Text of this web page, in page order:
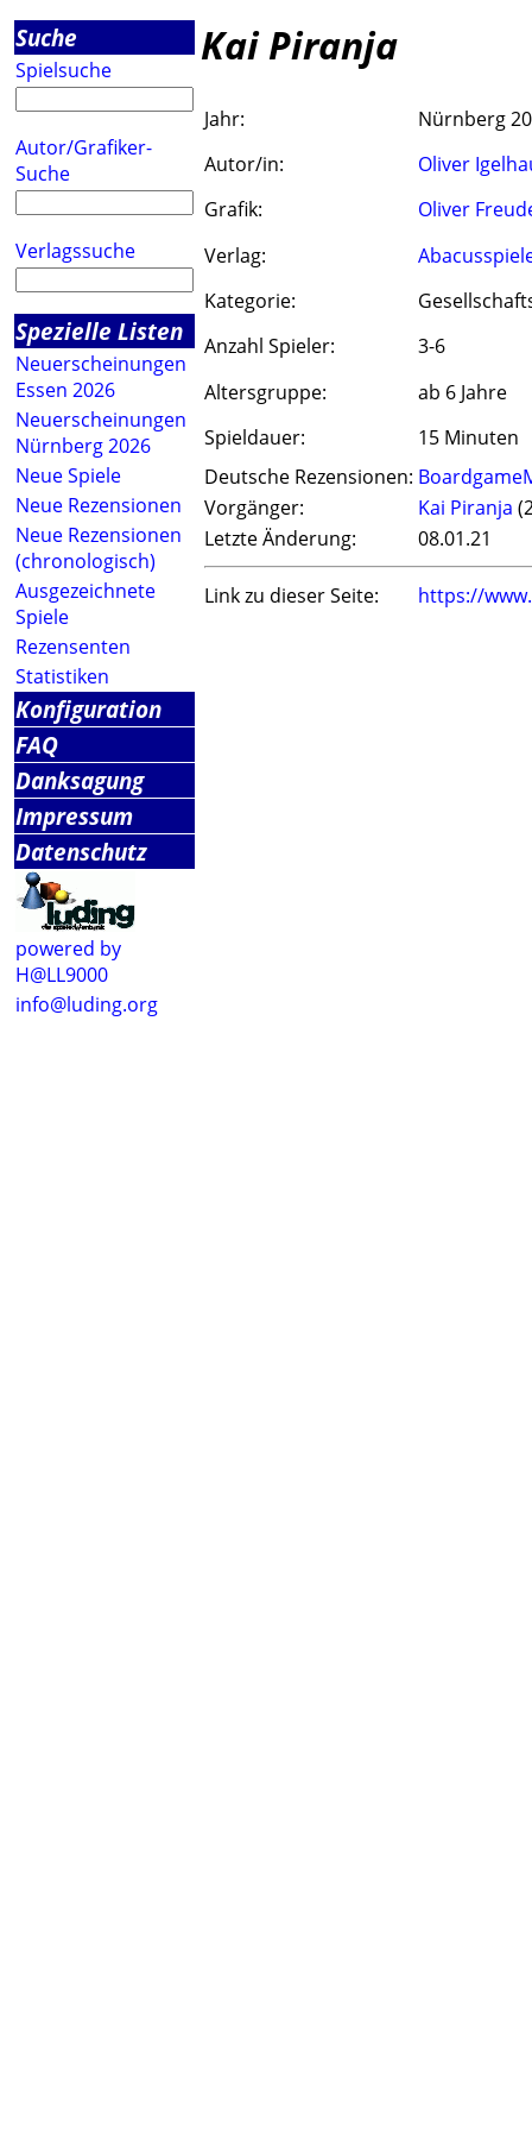
Suche
Spielsuche
Autor/Grafiker-
Suche
Verlagssuche
Spezielle Listen
Neuerscheinungen
Essen 2026
Neuerscheinungen
Nürnberg 2026
Neue Spiele
Neue Rezensionen
Neue Rezensionen
(chronologisch)
Ausgezeichnete
Spiele
Rezensenten
Statistiken
Konfiguration
FAQ
Danksagung
Impressum
Datenschutz
powered by
H@LL9000
info@luding.org
Kai Piranja
Jahr:
Nürnberg
Autor/in:
Oliver
Grafik:
Oliver
Verlag:
Kategorie:
Anzahl Spieler:
3-6
Altersgruppe:
ab 6 Jahre
Spieldauer:
15 Minuten
Deutsche Rezensionen:
Vorgänger:
Kai Piranja
Letzte Änderung:
08.01.21
Link zu dieser Seite: https://